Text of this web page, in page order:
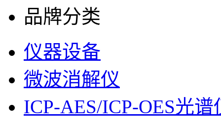
品牌分类
仪器设备
微波消解仪
ICP-AES/ICP-OES光谱